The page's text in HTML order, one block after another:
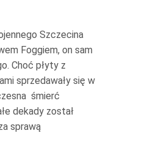
góry
oraz
do
dołu
aby
zwiększyć
Szczecina
Foggiem, on sam
Choć płyty z
sprzedawały się w
śmierć
dekady został
sprawą